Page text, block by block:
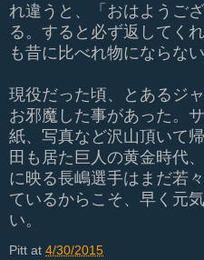
れ違うと、「おはようご
る。すると必ず返してく
も昔に比べれ物にならな
現役だった頃、とあるジ
お邪魔した事があった。
紙、写真など沢山頂いて
田も居た巨人の黄金時代
に映る長嶋選手はまだ若
ているからこそ、早く元
い。
Pitt at 4/30/2015